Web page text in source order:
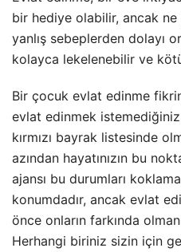
bir hediye olabilir, ancak
yanlış sebeplerden dolayı
kolayca lekelenebilir ve
Bir çocuk evlat edinme
evlat edinmek
kırmızı bayrak listesinde
azından hayatınızın bu
ajansı bu durumları
konumdadır, ancak evlat
önce onların farkında
Herhangi biriniz sizin için